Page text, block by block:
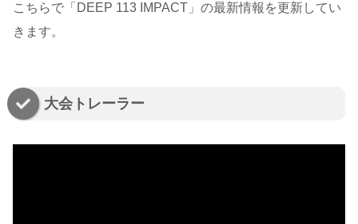
こちらで「DEEP 113 IMPACT」の最新情報を更新してい
きます。
大会トレーラー